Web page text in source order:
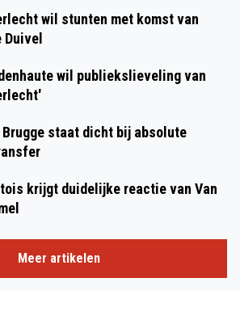
wil stunten met komst van
Duivel
wil publiekslieveling van
Brugge staat dicht bij absolute
krijgt duidelijke reactie van Van
Meer artikelen